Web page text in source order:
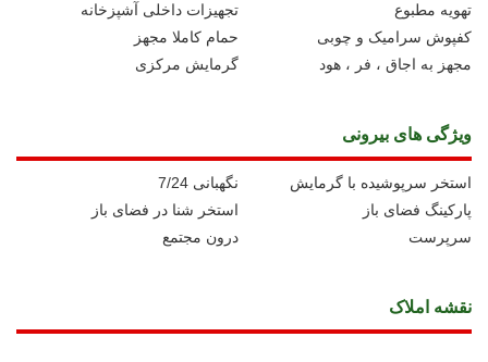
تجهیزات داخلی آشپزخانه
تهویه مطبوع
حمام کاملا مجهز
کفپوش سرامیک و چوبی
گرمایش مرکزی
مجهز به اجاق ، فر ، هود
ویژگی های بیرونی
نگهبانی 7/24
استخر سرپوشیده با گرمایش
استخر شنا در فضای باز
پارکینگ فضای باز
درون مجتمع
سرپرست
نقشه املاک